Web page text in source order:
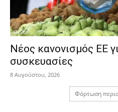
Νέος κανονισμός ΕΕ
συσκευασίες
8 Αυγούστου, 2026
Φόρτωση